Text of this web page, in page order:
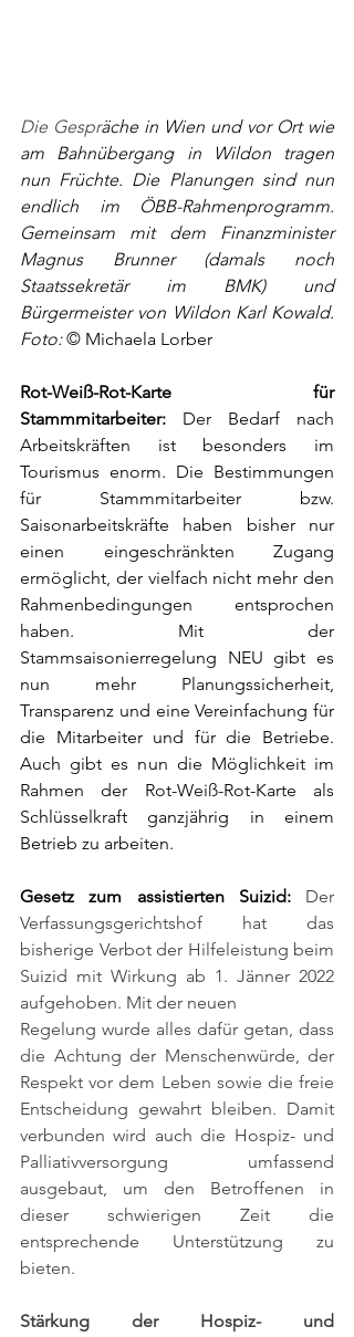
Die Gespräche in Wien und vor Ort wie
am Bahnübergang in Wildon tragen
nun Früchte. Die Planungen sind nun
endlich im ÖBB-Rahmenprogramm.
Gemeinsam mit dem Finanzminister
Magnus Brunner (damals noch
Staatssekretär im BMK) und
Bürgermeister von Wildon Karl Kowald.
Foto: © Michaela Lorber
Rot-Weiß-Rot-Karte für
Stammmitarbeiter: Der Bedarf nach
Arbeitskräften ist besonders im
Tourismus enorm. Die Bestimmungen
für Stammmitarbeiter bzw.
Saisonarbeitskräfte haben bisher nur
einen eingeschränkten Zugang
ermöglicht, der vielfach nicht mehr den
Rahmenbedingungen entsprochen
haben. Mit der
Stammsaisonierregelung NEU gibt es
nun mehr Planungssicherheit,
Transparenz und eine Vereinfachung für
die Mitarbeiter und für die Betriebe.
Auch gibt es nun die Möglichkeit im
Rahmen der Rot-Weiß-Rot-Karte als
Schlüsselkraft ganzjährig in einem
Betrieb zu arbeiten.
Gesetz zum assistierten Suizid: Der
Verfassungsgerichtshof hat das
bisherige Verbot der Hilfeleistung beim
Suizid mit Wirkung ab 1. Jänner 2022
aufgehoben. Mit der neuen
Regelung wurde alles dafür getan, dass
die Achtung der Menschenwürde, der
Respekt vor dem Leben sowie die freie
Entscheidung gewahrt bleiben. Damit
verbunden wird auch die Hospiz- und
Palliativversorgung umfassend
ausgebaut, um den Betroffenen in
dieser schwierigen Zeit die
entsprechende Unterstützung zu
bieten.
Stärkung der Hospiz- und